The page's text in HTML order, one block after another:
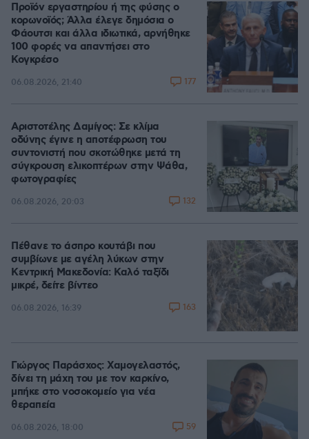
Προϊόν εργαστηρίου ή της φύσης ο
κορωνοϊός; Άλλα έλεγε δημόσια ο
Φάουτσι και άλλα ιδιωτικά, αρνήθηκε
100 φορές να απαντήσει στο
Κογκρέσο
06.08.2026, 21:40 177
Αριστοτέλης Δαμίγος: Σε κλίμα
οδύνης έγινε η αποτέφρωση του
συντονιστή που σκοτώθηκε μετά τη
σύγκρουση ελικοπτέρων στην Ψάθα,
φωτογραφίες
06.08.2026, 20:03 132
Πέθανε το άσπρο κουτάβι που
συμβίωνε με αγέλη λύκων στην
Κεντρική Μακεδονία: Καλό ταξίδι
μικρέ, δείτε βίντεο
06.08.2026, 16:39 163
Γιώργος Παράσχος: Χαμογελαστός,
δίνει τη μάχη του με τον καρκίνο,
μπήκε στο νοσοκομείο για νέα
θεραπεία
06.08.2026, 18:00 59